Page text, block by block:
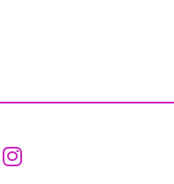
Aceder ao
Aceder ao